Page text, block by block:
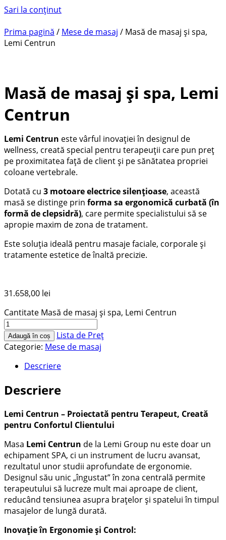
Sari la conținut
Prima pagină / Mese de masaj / Masă de masaj și spa,
Lemi Centrun
Masă de masaj și spa, Lemi
Centrun
Lemi Centrun este vârful inovației în designul de
wellness, creată special pentru terapeuții care pun preț
pe proximitatea față de client și pe sănătatea propriei
coloane vertebrale.
Dotată cu 3 motoare electrice silențioase, această
masă se distinge prin forma sa ergonomică curbată (în
formă de clepsidră), care permite specialistului să se
apropie maxim de zona de tratament.
Este soluția ideală pentru masaje faciale, corporale și
tratamente estetice de înaltă precizie.
31.658,00 lei
Cantitate Masă de masaj și spa, Lemi Centrun
Adaugă în coș
Lista de Preț
Categorie: Mese de masaj
Descriere
Descriere
Lemi Centrun – Proiectată pentru Terapeut, Creată
pentru Confortul Clientului
Masa Lemi Centrun de la Lemi Group nu este doar un
echipament SPA, ci un instrument de lucru avansat,
rezultatul unor studii aprofundate de ergonomie.
Designul său unic „îngustat” în zona centrală permite
terapeutului să lucreze mult mai aproape de client,
reducând tensiunea asupra brațelor și spatelui în timpul
masajelor de lungă durată.
Inovație în Ergonomie și Control: